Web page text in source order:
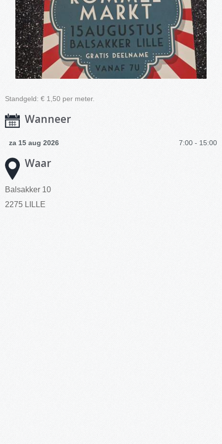
Standgeld: € 1,50 per meter.
Wanneer
za 15 aug 2026 7:00 - 15:00
Waar
Balsakker 10
2275 LILLE